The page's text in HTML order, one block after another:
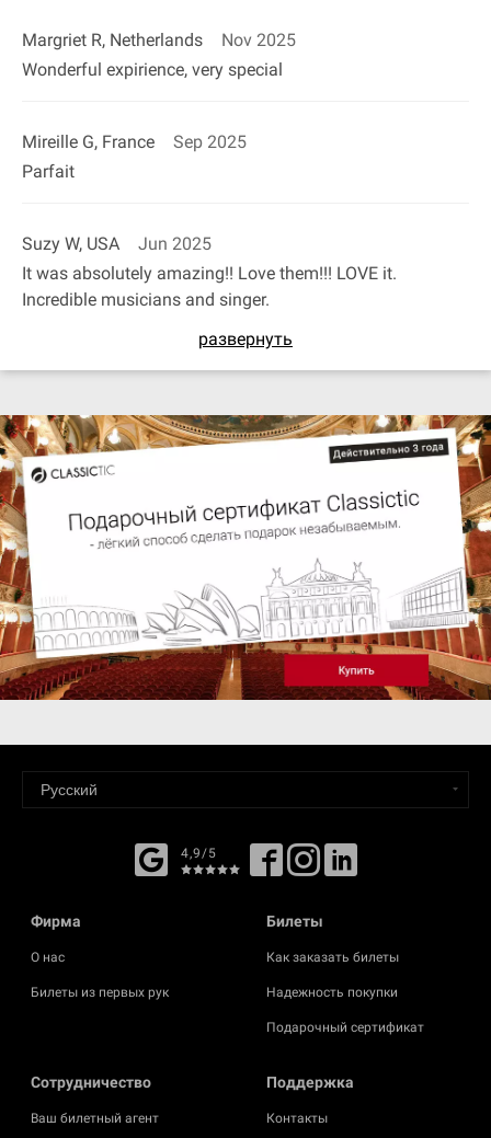
Margriet R, Netherlands
Nov 2025
Wonderful expirience, very special
Mireille G, France
Sep 2025
Parfait
Suzy W, USA
Jun 2025
It was absolutely amazing!! Love them!!! LOVE it.
Incredible musicians and singer.
развернуть
4,9/5
Фирма
О нас
Билеты из первых рук
Билеты
Как заказать билеты
Надежность покупки
Подарочный сертификат
Cотрудничество
Ваш билетный агент
Поддержка
Контакты